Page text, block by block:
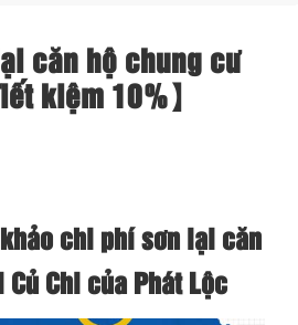
căn hộ chung cư
kiệm 10%】
chi phí sơn lại căn
Củ Chi của Phát Lộc